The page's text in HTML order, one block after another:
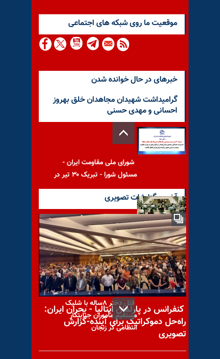
موقعيت ما روى شبكه هاى اجتماعى
خبرهای در حال خوانده شدن
گرامیداشت شهیدان مجاهدان خلق بهروز
احسانی و مهدی حسنی
شورای ملی مقاومت ایران -
مسئول شورا - تبریک ۳۰ تیر در
به‌دلیل تنگی فضا نخبگان از
ایران رفتند
قتل دختر ۸ساله با شلیک
مستقیم مأموران جنایتکار
انتظامی در زنجان
آخرین گزارشات تصویری
کنفرانس در پارلمان ایتالیا - بحران ایران:
راه‌حل دموکراتیک برای آینده-گزارش
تصویری